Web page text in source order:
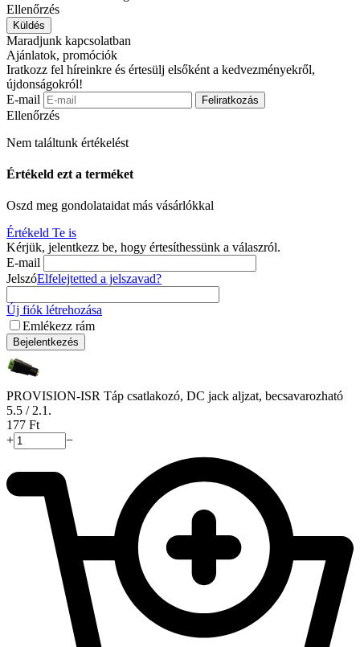
Ellenőrzés
Küldés
Maradjunk kapcsolatban
Ajánlatok, promóciók
Iratkozz fel híreinkre és értesülj elsőként a kedvezményekről,
újdonságokról!
E-mail
Feliratkozás
Ellenőrzés
Nem találtunk értékelést
Értékeld ezt a terméket
Oszd meg gondolataidat más vásárlókkal
Értékeld Te is
Kérjük, jelentkezz be, hogy értesíthessünk a válaszról.
E-mail
JelszóElfelejtetted a jelszavad?
Új fiók létrehozása
Emlékezz rám
Bejelentkezés
PROVISION-ISR Táp csatlakozó, DC jack aljzat, becsavarozható
5.5 / 2.1.
‍177‍ Ft
+
−